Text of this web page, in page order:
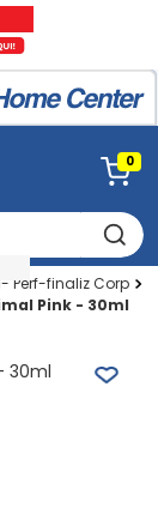
0
Perf-finaliz Corp
Pink - 30ml
30ml